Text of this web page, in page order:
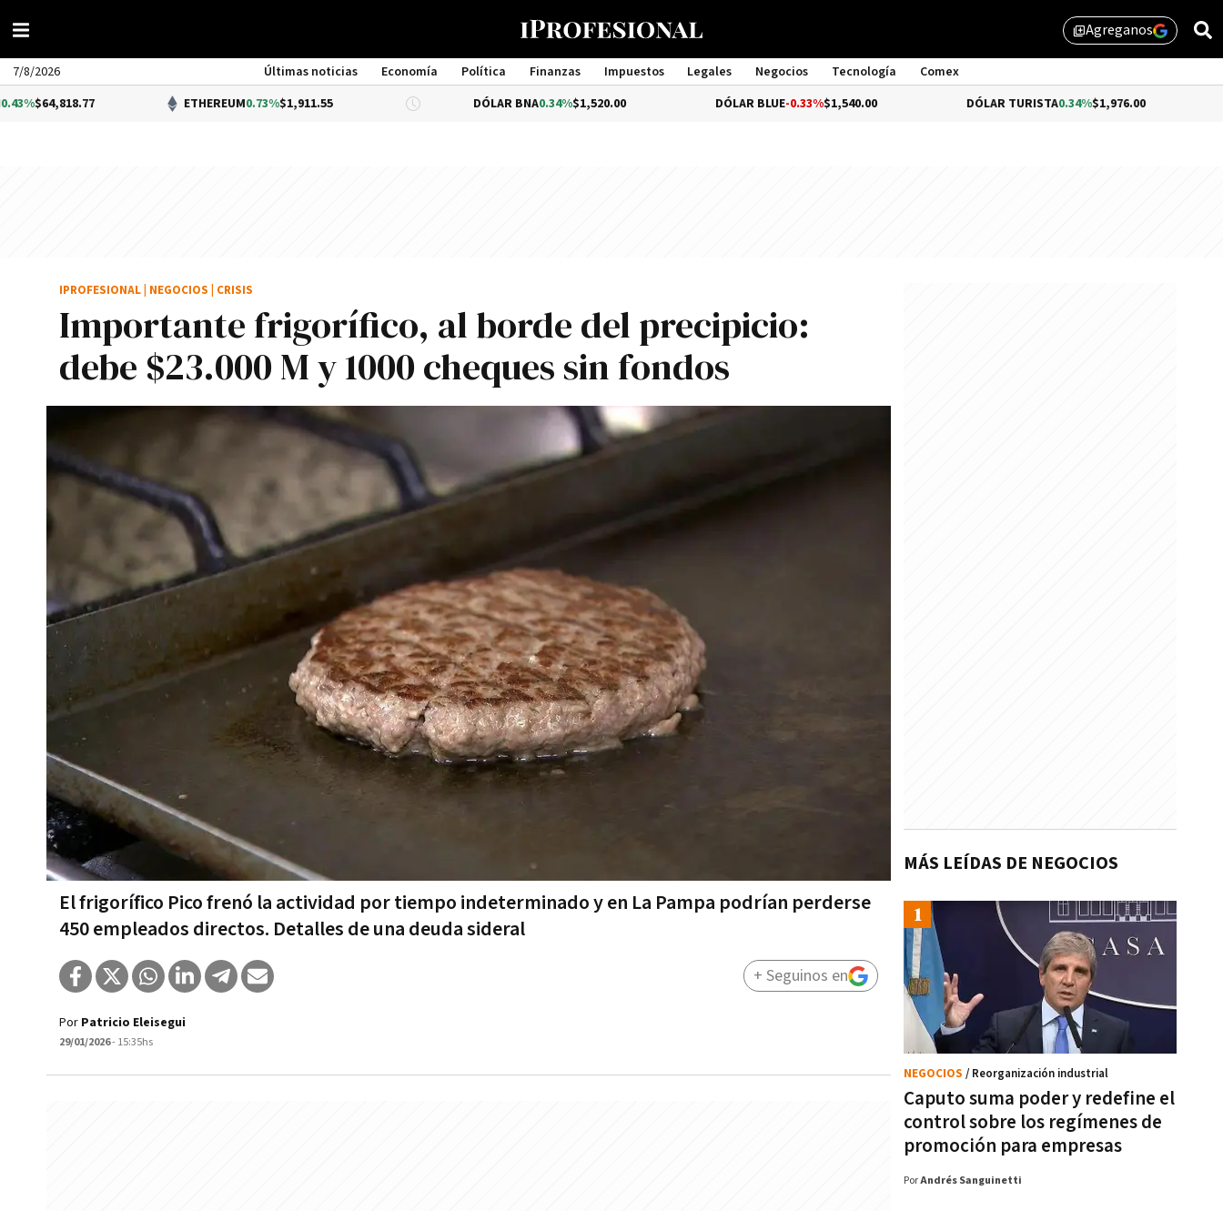
library_addAgreganos
7/8/2026 Últimas noticias Economía Política Finanzas Impuestos Legales Negocios Tecnología
Comex
Management
ETHEREUM 0.73%$1,911.55 DÓLAR BNA 0.34%$1,520.00 DÓLAR BLUE-0.33% $1,540.00 DÓLAR TURISTA0.34%$1,976.00
Importante frigorífico, al borde del precipicio:
debe $23.000 M y 1000 cheques sin fondos
El frigorífico Pico frenó la actividad por tiempo indeterminado y en La Pampa podrían perderse
450 empleados directos. Detalles de una deuda sideral
IPROFESIONAL NEGOCIOS CRISIS
Por Patricio Eleisegui
29/01/2026- 15:35hs
+ Seguinos en
MÁS LEÍDAS DE NEGOCIOS
Caputo suma poder y redefine el
control sobre los regímenes de
promoción para empresas
NEGOCIOS / Reorganización industrial
PorAndrés Sanguinetti